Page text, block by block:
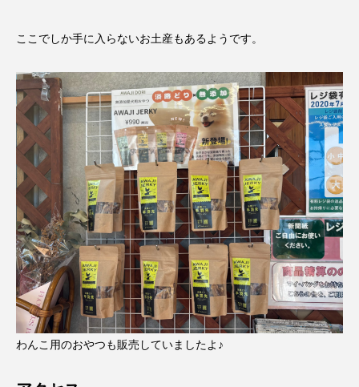
ここでしか手に入らないお土産もあるようです。
わんこ用のおやつも販売していましたよ♪